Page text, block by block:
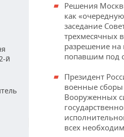
й
Решения
как
заседание
трехмесячных
разрешение
попавшим под
Президент
военные
Вооруженных
всех